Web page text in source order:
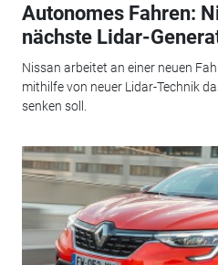
Autonomes Fahren:
nächste Lidar-
Nissan arbeitet an einer neuen
mithilfe von neuer Lidar-Technik
senken soll.